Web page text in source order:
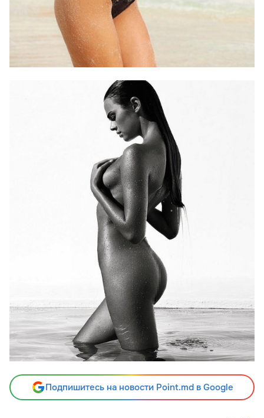
Подпишитесь на новости Point.md в Google